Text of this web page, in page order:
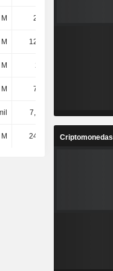
26,2 M
12,06 M
247 M
76,6 M
7,91 mil
24,22 M 28,43 M
Criptomonedas